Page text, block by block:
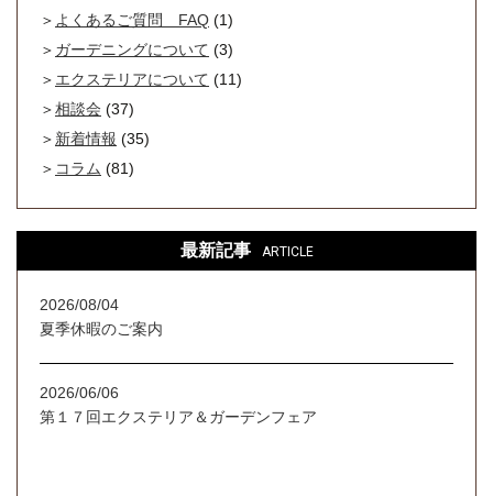
よくあるご質問 FAQ (1)
ガーデニングについて (3)
エクステリアについて (11)
相談会 (37)
新着情報 (35)
コラム (81)
最新記事 ARTICLE
2026/08/04
夏季休暇のご案内
2026/06/06
第１７回エクステリア＆ガーデンフェア